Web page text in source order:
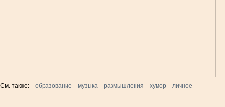
См. также: образование музыка размышления хумор личное